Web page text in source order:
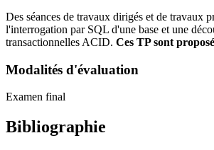
Des séances de travaux dirigés et de travaux
l'interrogation par SQL d'une base et une
transactionnelles ACID. Ces TP sont
Modalités d'évaluation
Examen final
Bibliographie